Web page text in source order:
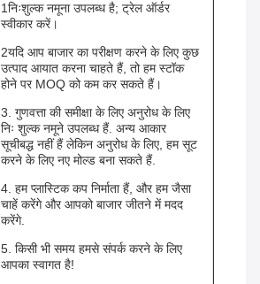
1निःशुल्क नमूना उपलब्ध है; ट्रेल ऑर्डर
स्वीकार करें।
2यदि आप बाजार का परीक्षण करने के लिए कुछ
उत्पाद आयात करना चाहते हैं, तो हम स्टॉक
होने पर MOQ को कम कर सकते हैं।
3. गुणवत्ता की समीक्षा के लिए अनुरोध के लिए
निः शुल्क नमूने उपलब्ध हैं. अन्य आकार
सूचीबद्ध नहीं हैं लेकिन अनुरोध के लिए, हम सूट
करने के लिए नए मोल्ड बना सकते हैं.
4. हम प्लास्टिक कप निर्माता हैं, और हम जैसा
चाहें करेंगे और आपको बाजार जीतने में मदद
करेंगे.
5. किसी भी समय हमसे संपर्क करने के लिए
आपका स्वागत है!